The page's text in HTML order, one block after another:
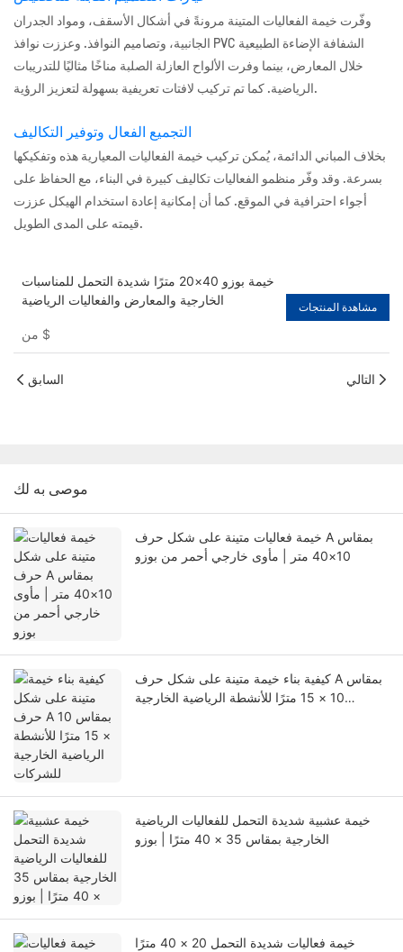
وفّرت خيمة الفعاليات المتينة مرونةً في أشكال الأسقف، ومواد الجدران
الجانبية، وتصاميم النوافذ. وعززت نوافذ PVC الشفافة الإضاءة الطبيعية
خلال المعارض، بينما وفرت الألواح العازلة الصلبة مناخًا مثاليًا للتدريبات
الرياضية. كما تم تركيب لافتات تعريفية بسهولة لتعزيز الرؤية.
التجميع الفعال وتوفير التكاليف
بخلاف المباني الدائمة، يُمكن تركيب خيمة الفعاليات المعيارية هذه وتفكيكها
بسرعة. وقد وفّر منظمو الفعاليات تكاليف كبيرة في البناء، مع الحفاظ على
أجواء احترافية في الموقع. كما أن إمكانية إعادة استخدام الهيكل عززت
قيمته على المدى الطويل.
خيمة بوزو 40×20 مترًا شديدة التحمل للمناسبات
الخارجية والمعارض والفعاليات الرياضية
$
مشاهدة المنتجات
السابق التالي
موصى به لك
خيمة فعاليات متينة على شكل حرف A بمقاس
10×40 متر | مأوى خارجي أحمر من بوزو
كيفية بناء خيمة متينة على شكل حرف A بمقاس
10 × 15 مترًا للأنشطة الرياضية الخارجية
خيمة عشبية شديدة التحمل للفعاليات الرياضية
الخارجية بمقاس 35 × 40 مترًا | بوزو
خيمة فعاليات شديدة التحمل 20 × 40 مترًا